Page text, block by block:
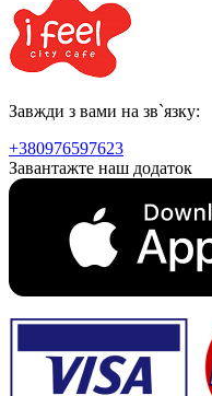
Завжди з вами на зв`язку:
+380976597623
Завантажте наш додаток